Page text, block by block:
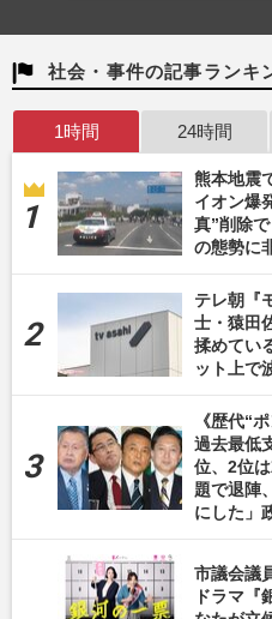
社会・事件の記事ランキ
1時間 24時間
熊本地震
イオン爆
真”削除
の態勢に
テレ朝『
士・猿田
揉めてい
ット上で
《歴代“
過去最低
位、2位
題で退陣
にした」
市議会議
ドラマ『